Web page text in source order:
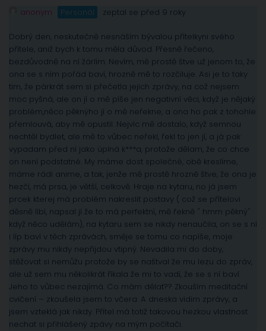
anonym Personál zeptal se před 9 roky
Dobrý den, neskutečně nesnáším bývalou přítelkyni svého
přítele, aniž bych k tomu měla důvod. Přesně řečeno,
bezdůvodně na ní žárlím. Nevím, mě prostě štve už jenom to, že
ona se s ním pořád baví, hrozně mě to rozčiluje. Asi je to taky
tim, že párkrát sem si přečetla jejich zprávy, na což nejsem
moc pyšná, ale on jí o mě píše jen negativní věci, když je nějaký
problém,něco pěknýho jí o mě neřekne, a ona ho pak z tohohle
přemlouvá, aby mě opustil. Nejvíc mě dostalo, když semnou
nechtěl bydlet, ale mě to vůbec neřekl, řekl to jen jí, a já pak
vypadam před ní jako úplná k***a, protože dělam, že co chce
on není podstatné. My máme dost společné, obě kreslíme,
máme rádi anime, a tak, jenže mě prostě hrozně štve, že ona je
hezčí, má prsa, je větší, celkově. Hraje na kytaru, no já jsem
prcek kterej má problém nakreslit postavy ( což se přítelovi
děsně líbí, napsal jí že to má perfektní, mě řekně " hmm pěkný"
když něco udělám), na kytaru sem se nikdy nenaučila, on se s ní
i líp baví v těch zprávách, směje se tomu co napíše, moje
zprávy mu nikdy nepřijdou vtipný. Nevadila mi do doby,
stěžovat si nemůžu protože by se naštval že mu lezu do zpráv,
ale už sem mu několikrát říkala že mi to vadí, že se s ní baví.
Jeho to vůbec nezajímá. Co mám dělat?? Zkouším meditační
cvičení – zkoušela jsem to včera. A dneska vidim zprávy, a
jsem vzteklá jak nikdy. Přítel má totiž takovou hezkou vlastnost
nechat si přihlášený zpávy na mým počítači.